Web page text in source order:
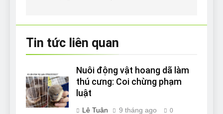
Tin tức liên quan
Nuôi động vật hoang dã làm
thú cưng: Coi chừng phạm
luật
Lê Tuân 9 tháng ago 0